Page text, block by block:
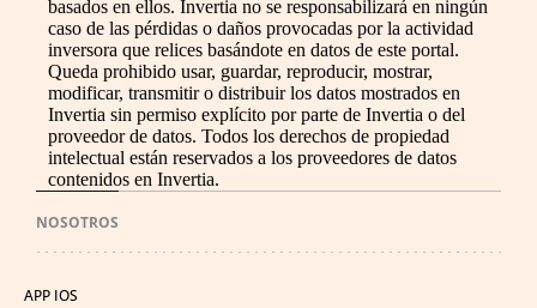
basados en ellos. Invertia no se responsabilizará en ningún
caso de las pérdidas o daños provocadas por la actividad
inversora que relices basándote en datos de este portal.
Queda prohibido usar, guardar, reproducir, mostrar,
modificar, transmitir o distribuir los datos mostrados en
Invertia sin permiso explícito por parte de Invertia o del
proveedor de datos. Todos los derechos de propiedad
intelectual están reservados a los proveedores de datos
contenidos en Invertia.
NOSOTROS
APP IOS